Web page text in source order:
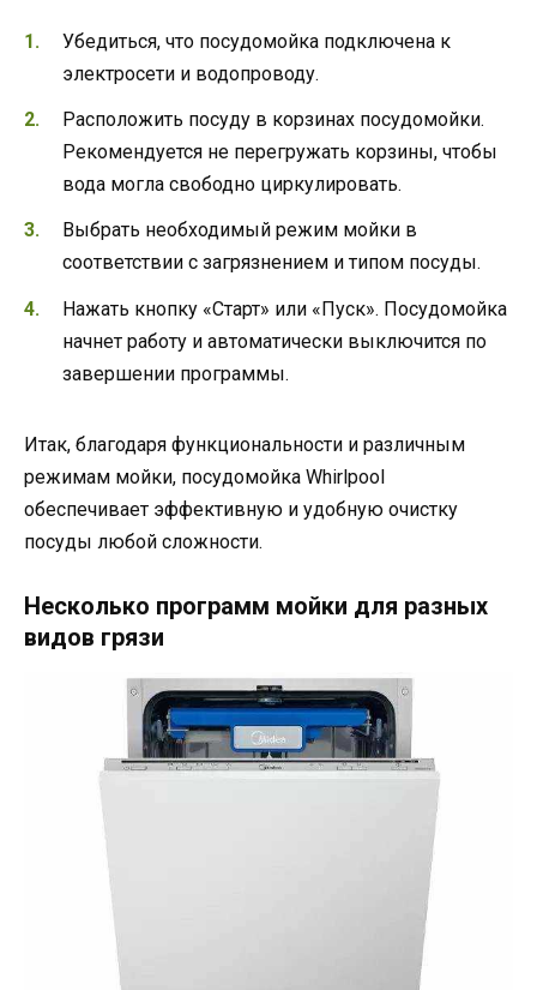
Убедиться, что посудомойка подключена к
электросети и водопроводу.
Расположить посуду в корзинах посудомойки.
Рекомендуется не перегружать корзины, чтобы
вода могла свободно циркулировать.
Выбрать необходимый режим мойки в
соответствии с загрязнением и типом посуды.
Нажать кнопку «Старт» или «Пуск». Посудомойка
начнет работу и автоматически выключится по
завершении программы.
Итак, благодаря функциональности и различным
режимам мойки, посудомойка Whirlpool
обеспечивает эффективную и удобную очистку
посуды любой сложности.
Несколько программ мойки для разных
видов грязи